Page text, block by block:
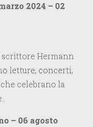
2024 – 02
Hermann
letture, concerti,
celebrano la
– 06 agosto